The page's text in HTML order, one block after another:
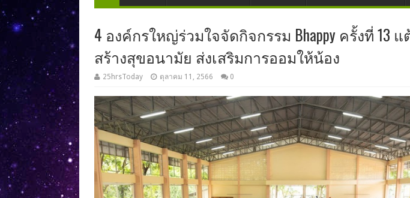
4 องค์กรใหญ่ร่วมใจจัดกิจกรรม Bhappy ครั้งที่ 13
สร้างสุขอนามัย ส่งเสริมการออมให้น้อง
25hrsToday ตุลาคม 11, 2566 0